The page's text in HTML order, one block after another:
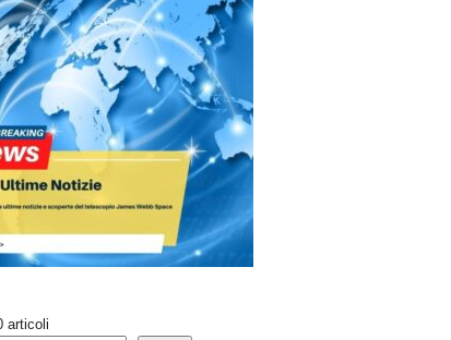
articoli